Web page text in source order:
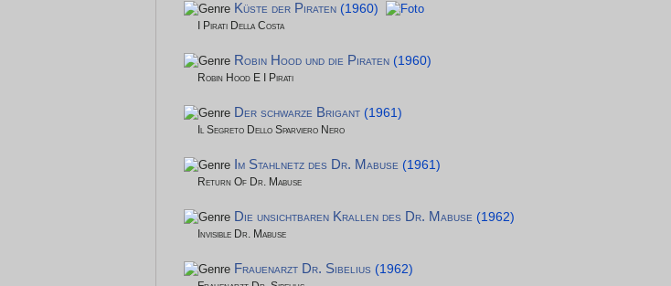
Küste der Piraten (1960)
I Pirati Della Costa
Robin Hood und die Piraten (1960)
Robin Hood E I Pirati
Der schwarze Brigant (1961)
Il Segreto Dello Sparviero Nero
Im Stahlnetz des Dr. Mabuse (1961)
Return Of Dr. Mabuse
Die unsichtbaren Krallen des Dr. Mabuse (1962)
Invisible Dr. Mabuse
Frauenarzt Dr. Sibelius (1962)